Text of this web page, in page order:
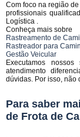
Com foco na região
profissionais
Logística .
Conheça mais sobre
Rastreamento de
Rastreador para
Gestão Veicular
Executamos
atendimento
dúvidas. Por isso, não
Para saber
de Frota de